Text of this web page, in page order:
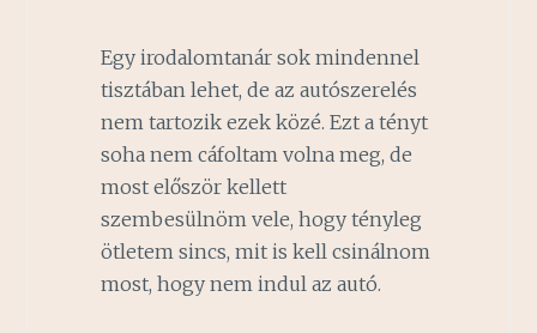
Egy irodalomtanár sok mindennel
tisztában lehet, de az autószerelés
nem tartozik ezek közé. Ezt a tényt
soha nem cáfoltam volna meg, de
most először kellett
szembesülnöm vele, hogy tényleg
ötletem sincs, mit is kell csinálnom
most, hogy nem indul az autó.